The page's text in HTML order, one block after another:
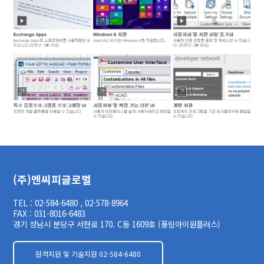
(주)엔씨피글로벌
TEL : 02-584-6480 , 02-578-8964
FAX : 031-8016-6483
경기 성남시 분당구 서현로 170. C동 1609호 (풍림아이원플러스)
원격지원 및 기술지원 02-584-6480